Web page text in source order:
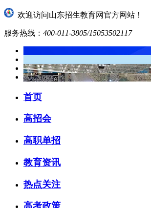
欢迎访问山东招生教育网官方网站！
服务热线： 400-011-3805/15053502117
首页
高招会
高职单招
教育资讯
热点关注